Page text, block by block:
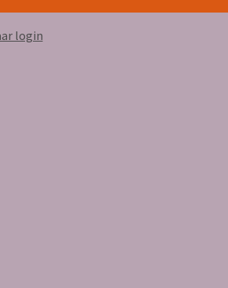
login